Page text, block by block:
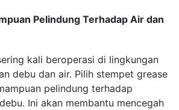
Pelindung Terhadap Air dan
kali beroperasi di lingkungan
debu dan air. Pilih stempet grease
pelindung terhadap
Ini akan membantu mencegah